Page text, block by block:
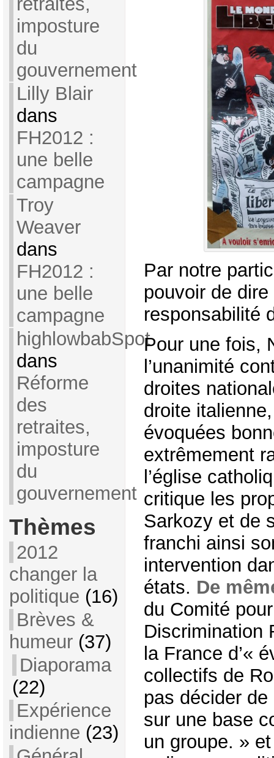
imposture
du
gouvernement
Lilly Blair
dans
FH2012 :
une belle
campagne
Troy
Weaver
dans
FH2012 :
une belle
campagne
highlowbabSpot
dans
Réforme
des
retraites,
imposture
du
gouvernement
Thèmes
2012
changer la
politique (16)
Brèves &
humeur(37)
Diaporama
(22)
Expérience
indienne (23)
Par notre
pouvoir de dire
responsabilité
Pour une fois,
l’unanimité
droites
droite
évoquées
extrêmement
l’église
critique les
Sarkozy et de
franchi ainsi
intervention
états. De
du Comité
Discrimination
la France d’«
collectifs de
pas décider de
sur une base
un groupe. »